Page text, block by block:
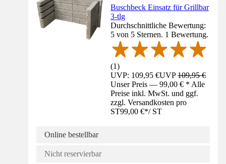
Buschbeck Einsatz für Grillbar
3-tlg
Durchschnittliche Bewertung:
5 von 5 Sternen. 1 Bewertung.
(1)
UVP: 109,95 €UVP109,95 €
Unser Preis — 99,00 € * Alle
Preise inkl. MwSt. und ggf.
zzgl. Versandkosten pro
ST99,00 €*/ ST
Online bestellbar
Nicht reservierbar